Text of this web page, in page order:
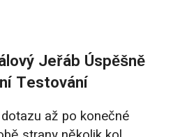
Jeřáb Úspěšně
Testování
až po konečné